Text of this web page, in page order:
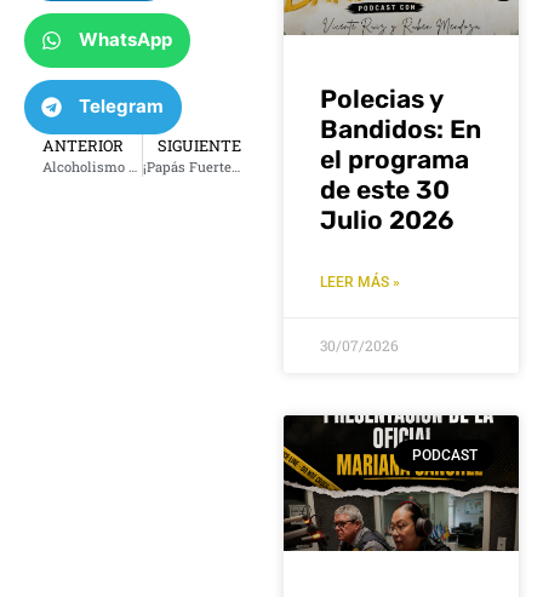
WhatsApp
Telegram
ANTERIOR SIGUIENTE
¡Papás Fuertes! Programa diseñado para fortalecer la conexión entre padres e hijos
Polecias y
Bandidos: En
el programa
de este 30
Julio 2026
LEER MÁS »
30/07/2026
PODCAST